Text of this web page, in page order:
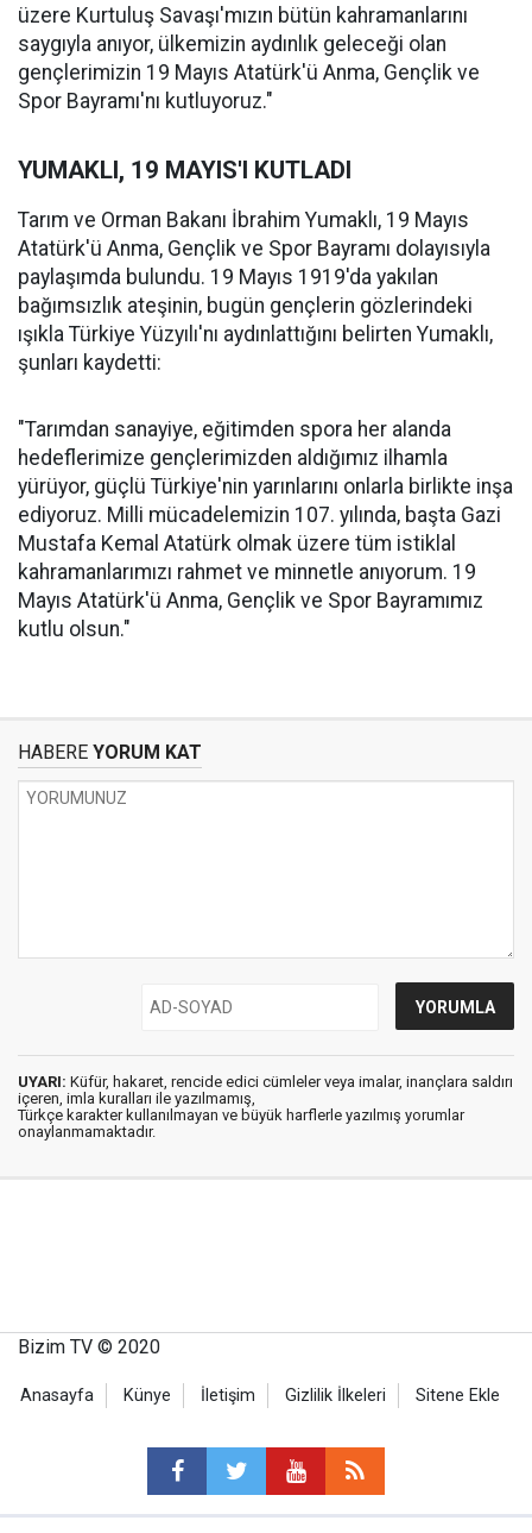
üzere Kurtuluş Savaşı'mızın bütün kahramanlarını
saygıyla anıyor, ülkemizin aydınlık geleceği olan
gençlerimizin 19 Mayıs Atatürk'ü Anma, Gençlik ve
Spor Bayramı'nı kutluyoruz."
YUMAKLI, 19 MAYIS'I KUTLADI
Tarım ve Orman Bakanı İbrahim Yumaklı, 19 Mayıs
Atatürk'ü Anma, Gençlik ve Spor Bayramı dolayısıyla
paylaşımda bulundu. 19 Mayıs 1919'da yakılan
bağımsızlık ateşinin, bugün gençlerin gözlerindeki
ışıkla Türkiye Yüzyılı'nı aydınlattığını belirten Yumaklı,
şunları kaydetti:
"Tarımdan sanayiye, eğitimden spora her alanda
hedeflerimize gençlerimizden aldığımız ilhamla
yürüyor, güçlü Türkiye'nin yarınlarını onlarla birlikte inşa
ediyoruz. Milli mücadelemizin 107. yılında, başta Gazi
Mustafa Kemal Atatürk olmak üzere tüm istiklal
kahramanlarımızı rahmet ve minnetle anıyorum. 19
Mayıs Atatürk'ü Anma, Gençlik ve Spor Bayramımız
kutlu olsun."
HABERE YORUM KAT
UYARI: Küfür, hakaret, rencide edici cümleler veya imalar, inançlara saldırı
içeren, imla kuralları ile yazılmamış,
Türkçe karakter kullanılmayan ve büyük harflerle yazılmış yorumlar
onaylanmamaktadır.
Bizim TV © 2020
Anasayfa Künye İletişim Gizlilik İlkeleri Sitene Ekle